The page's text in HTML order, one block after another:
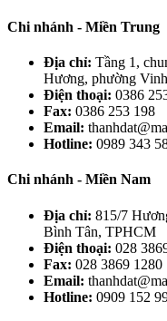
Chi nhánh - Miền Trung
Địa chỉ: Tầng 1,
Hương, phường
Điện thoại: 0386
Fax: 0386 253 198
Email:
Hotline: 0989 343
Chi nhánh - Miền Nam
Địa chỉ: 815/7
Bình Tân, TPHCM
Điện thoại: 028
Fax: 028 3869 1280
Email:
Hotline: 0909 152